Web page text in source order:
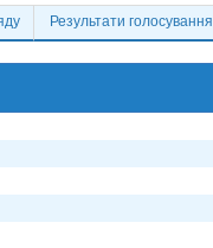
Результати голосування